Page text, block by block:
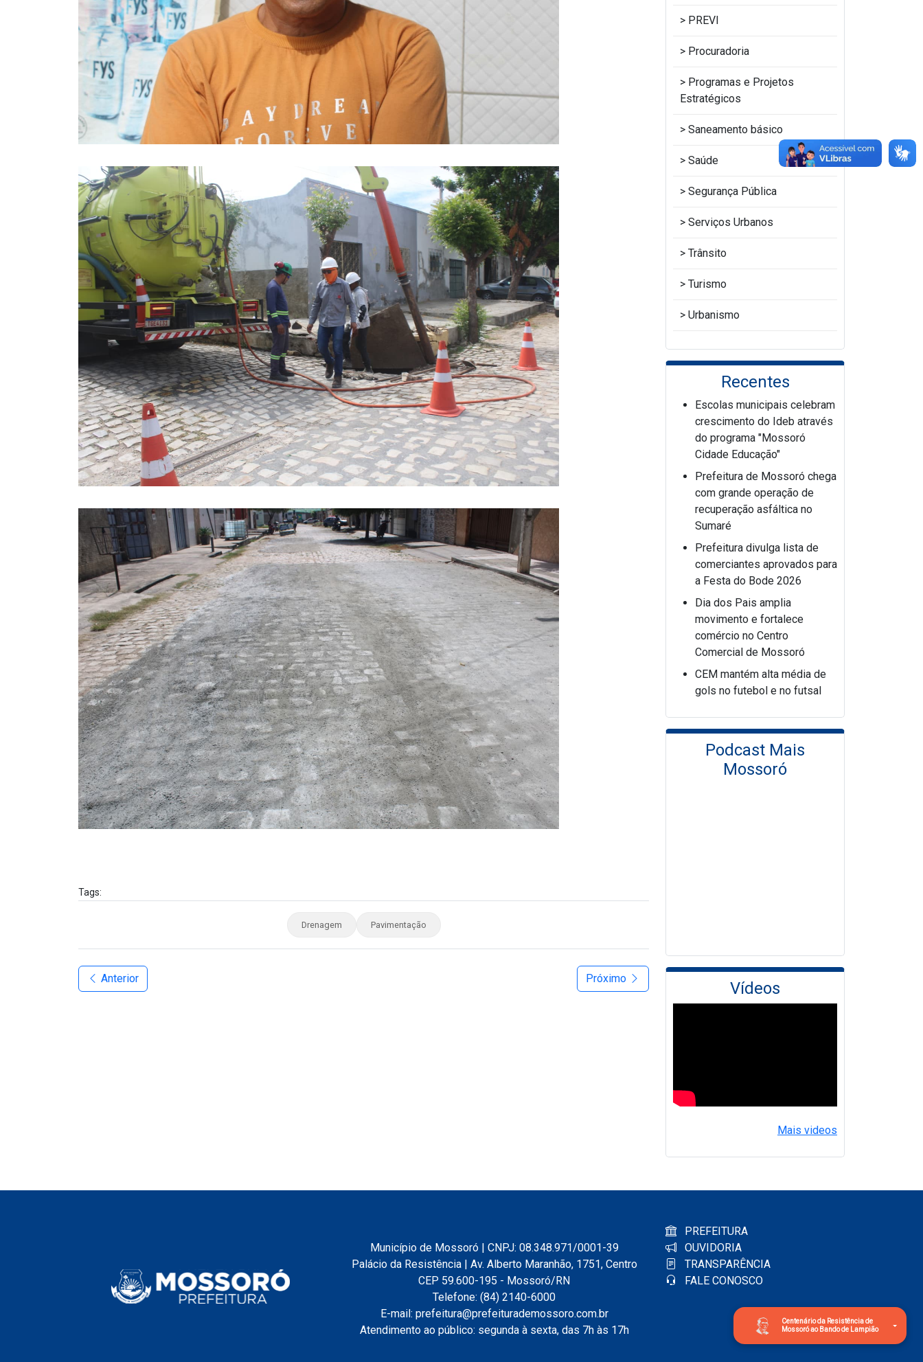
Centenário da Resistência de
Mossoró ao Bando de Lampião
Tags:
Drenagem Pavimentação
Anterior Próximo
PREVI
Procuradoria
Programas e Projetos
Estratégicos
Saneamento básico
Saúde
Segurança Pública
Serviços Urbanos
Trânsito
Turismo
Urbanismo
Recentes
Escolas municipais celebram
crescimento do Ideb através
do programa "Mossoró
Cidade Educação"
Prefeitura de Mossoró chega
com grande operação de
recuperação asfáltica no
Sumaré
Prefeitura divulga lista de
comerciantes aprovados para
a Festa do Bode 2026
Dia dos Pais amplia
movimento e fortalece
comércio no Centro
Comercial de Mossoró
CEM mantém alta média de
gols no futebol e no futsal
Podcast Mais
Mossoró
Vídeos
Mais videos
Município de Mossoró | CNPJ: 08.348.971/0001-39
Palácio da Resistência | Av. Alberto Maranhão, 1751, Centro
CEP 59.600-195 - Mossoró/RN
Telefone: (84) 2140-6000
E-mail: prefeitura@prefeiturademossoro.com.br
Atendimento ao público: segunda à sexta, das 7h às 17h
PREFEITURA
OUVIDORIA
TRANSPARÊNCIA
FALE CONOSCO